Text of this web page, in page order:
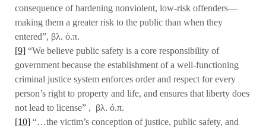
consequence of hardening nonviolent, low-risk offenders—
making them a greater risk to the public than when they
entered”, βλ. ό.π.
[9] “We believe public safety is a core responsibility of
government because the establishment of a well-functioning
criminal justice system enforces order and respect for every
person’s right to property and life, and ensures that liberty does
not lead to license” , βλ. ό.π.
[10] “…the victim’s conception of justice, public safety, and